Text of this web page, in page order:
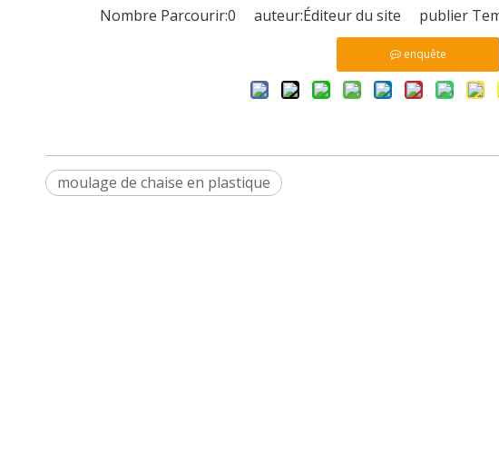
Nombre Parcourir:0 auteur:Éditeur du site publier
enquête
moulage de chaise en plastique